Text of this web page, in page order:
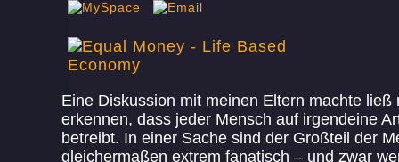
Eine Diskussion mit meinen Eltern machte ließ
erkennen, dass jeder Mensch auf irgendeine
betreibt. In einer Sache sind der Großteil der
gleichermaßen extrem fanatisch – und zwar